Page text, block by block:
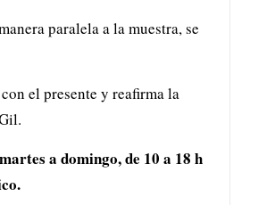
paralela a la muestra, se
el presente y reafirma la
a domingo, de 10 a 18 h